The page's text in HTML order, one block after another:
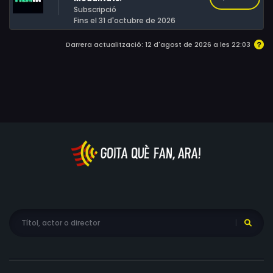
afroamericana. En Sonny Walker, patriarca de la família
i també exconvicte, intenta entendre els motius del
neonazi i treure la seva família amb vida.
Subscripció
Fins el 31 d'octubre de 2026
Darrera actualització: 12 d'agost de 2026 a les 22:03